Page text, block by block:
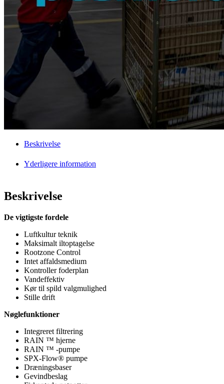
Beskrivelse
Yderligere information
Beskrivelse
De vigtigste fordele
Luftkultur teknik
Maksimalt iltoptagelse
Rootzone Control
Intet affaldsmedium
Kontroller foderplan
Vandeffektiv
Kør til spild valgmulighed
Stille drift
Nøglefunktioner
Integreret filtrering
RAIN ™ hjerne
RAIN ™ -pumpe
SPX-Flow® pumpe
Dræningsbaser
Gevindbeslag